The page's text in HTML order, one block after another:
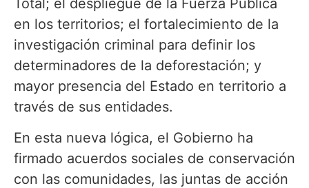
Total; el despliegue de la Fuerza Pública
en los territorios; el fortalecimiento de la
investigación criminal para definir los
determinadores de la deforestación; y
mayor presencia del Estado en territorio a
través de sus entidades.
En esta nueva lógica, el Gobierno ha
firmado acuerdos sociales de conservación
con las comunidades, las juntas de acción